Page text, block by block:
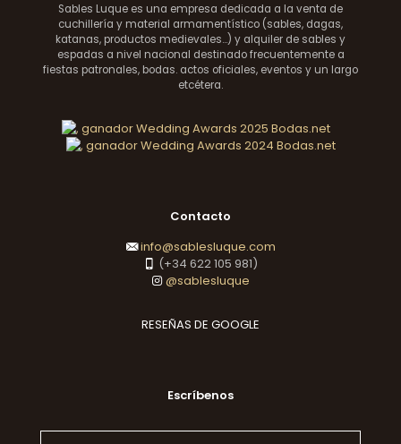
Sables Luque es una empresa dedicada a la venta de
cuchillería y material armamentístico (sables, dagas,
katanas, productos medievales...) y alquiler de sables y
espadas a nivel nacional destinado frecuentemente a
fiestas patronales, bodas. actos oficiales, eventos y un largo
etcétera.
Contacto
info@sablesluque.com
(+34 622 105 981)
@sablesluque
RESEÑAS DE GOOGLE
Escríbenos